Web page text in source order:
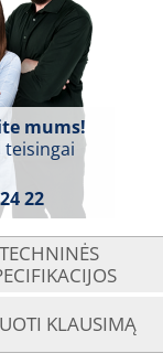
mums!
teisingai
22
TECHNINĖS
KLAUSIMĄ